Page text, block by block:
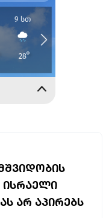
ᲘᲡᲠᲐᲔᲚᲘ
ᲐᲠ ᲐᲞᲘᲠᲔᲑᲡ